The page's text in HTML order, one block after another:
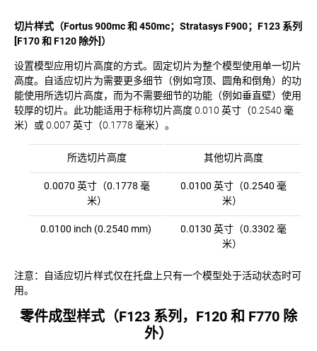
切片样式（Fortus 900mc 和 450mc；Stratasys F900；F123 系列
[F170 和 F120 除外]）
设置模型应用切片高度的方式。固定切片为整个模型使用单一切片
高度。自适应切片为需要更多细节（例如穹顶、圆角和倒角）的功
能使用所选切片高度，而为不需要细节的功能（例如垂直壁）使用
较厚的切片。此功能适用于标称切片高度 0.010 英寸（0.2540 毫
米）或 0.007 英寸（0.1778 毫米）。
所选切片高度 其他切片高度
0.0070 英寸（0.1778 毫
米）
0.0100 英寸（0.2540 毫
米）
0.0100 inch (0.2540 mm)
0.0130 英寸（0.3302 毫
米）
注意：自适应切片样式仅在托盘上只有一个模型处于活动状态时可
用。
零件成型样式（F123 系列，F120 和 F770 除
外）